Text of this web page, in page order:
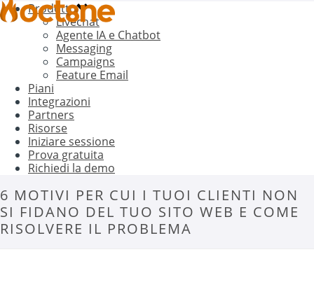
Prodotto
Livechat
Agente IA e Chatbot
Messaging
Campaigns
Feature Email
Piani
Integrazioni
Partners
Risorse
Iniziare sessione
Prova gratuita
Richiedi la demo
6 MOTIVI PER CUI I TUOI CLIENTI NON
SI FIDANO DEL TUO SITO WEB E COME
RISOLVERE IL PROBLEMA